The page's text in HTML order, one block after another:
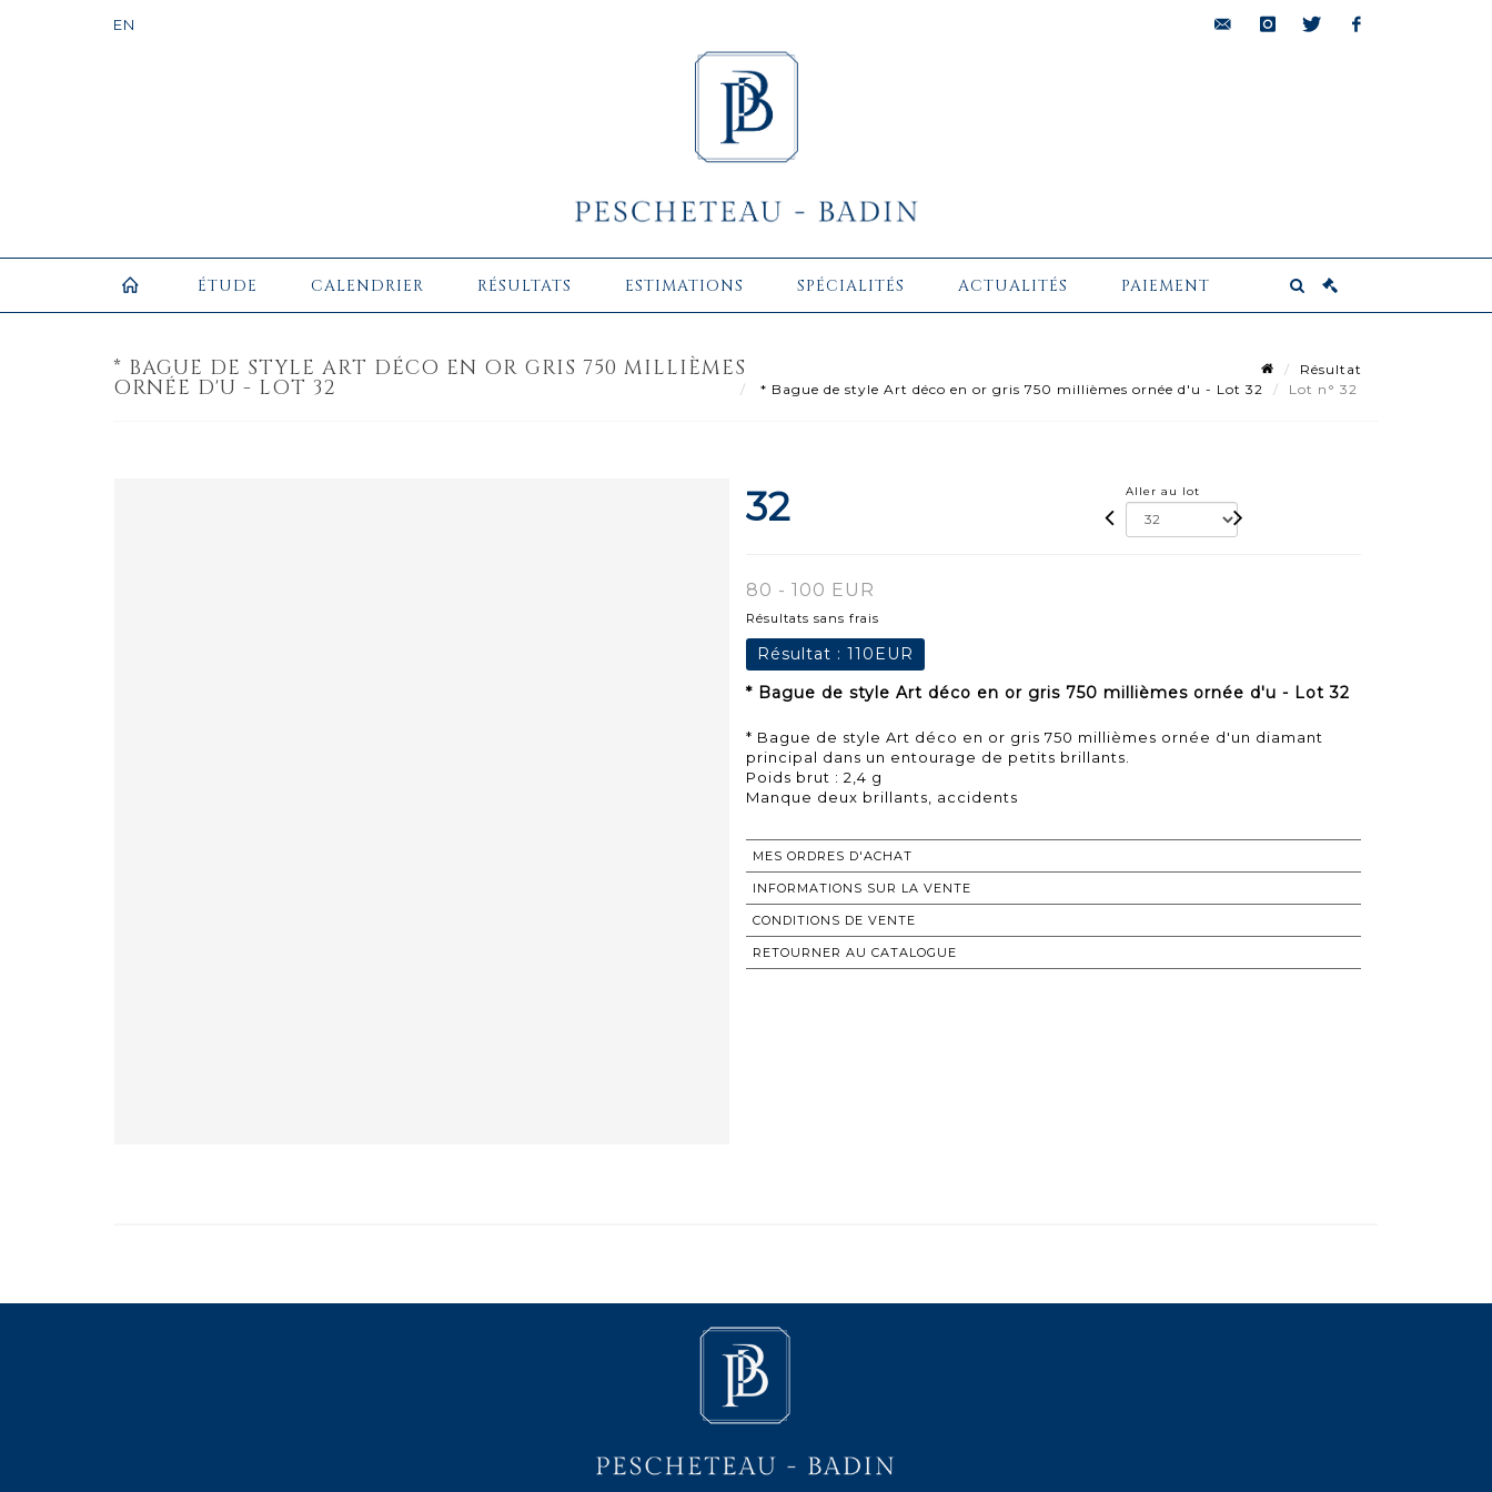
ÉTUDE CALENDRIER RÉSULTATS ESTIMATIONS SPÉCIALITÉS ACTUALITÉS PAIEMENT
* BAGUE DE STYLE ART DÉCO EN OR GRIS 750 MILLIÈMES
ORNÉE D'U - LOT 32
Résultat
* Bague de style Art déco en or gris 750 millièmes ornée d'u - Lot 32
Lot n° 32
32 Aller au lot
80 - 100 EUR
Résultats sans frais
Résultat : 110EUR
* Bague de style Art déco en or gris 750 millièmes ornée d'u - Lot 32
* Bague de style Art déco en or gris 750 millièmes ornée d'un diamant
principal dans un entourage de petits brillants.
Poids brut : 2,4 g
Manque deux brillants, accidents
MES ORDRES D'ACHAT
INFORMATIONS SUR LA VENTE
CONDITIONS DE VENTE
RETOURNER AU CATALOGUE